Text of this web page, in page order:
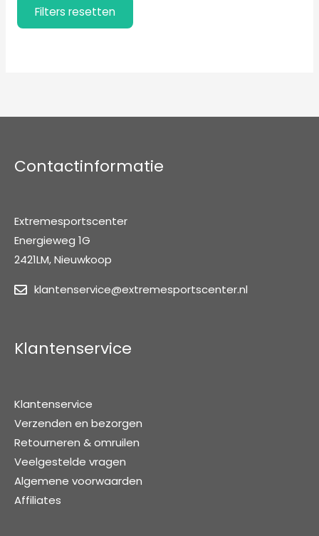
Filters resetten
Contactinformatie
Extremesportscenter
Energieweg 1G
2421LM, Nieuwkoop
klantenservice@extremesportscenter.nl
Klantenservice
Klantenservice
Verzenden en bezorgen
Retourneren & omruilen
Veelgestelde vragen
Algemene voorwaarden
Affiliates